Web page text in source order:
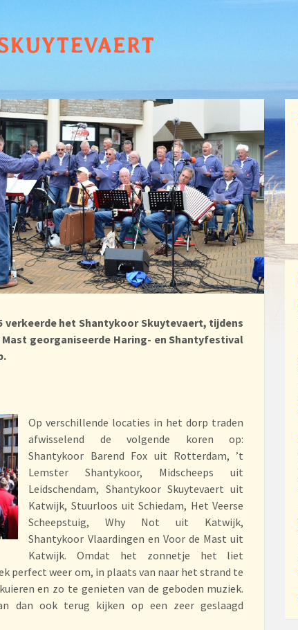
verkeerde het Shantykoor Skuytevaert, tijdens
georganiseerde Haring- en Shantyfestival
Op verschillende locaties in het dorp traden
afwisselend de volgende koren op:
Shantykoor Barend Fox uit Rotterdam, ’t
Lemster Shantykoor, Midscheeps uit
Leidschendam, Shantykoor Skuytevaert uit
Katwijk, Stuurloos uit Schiedam, Het Veerse
Scheepstuig, Why Not uit Katwijk,
Shantykoor Vlaardingen en Voor de Mast uit
Katwijk. Omdat het zonnetje het liet
perfect weer om, in plaats van naar het strand te
en zo te genieten van de geboden muziek.
dan ook terug kijken op een zeer geslaagd